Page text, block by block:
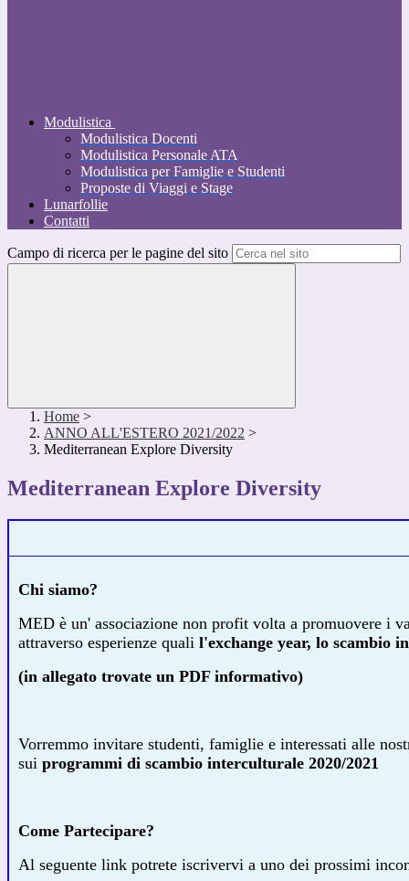
Modulistica
Modulistica Docenti
Modulistica Personale ATA
Modulistica per Famiglie e Studenti
Proposte di Viaggi e Stage
Lunarfollie
Contatti
Campo di ricerca per le pagine del sito
Home >
ANNO ALL'ESTERO 2021/2022 >
Mediterranean Explore Diversity
Mediterranean Explore Diversity
Chi siamo?
MED è un' associazione non profit volta a promuovere i
attraverso esperienze quali l'exchange year, lo scambio
(in allegato trovate un PDF informativo)
Vorremmo invitare studenti, famiglie e interessati alle
sui programmi di scambio interculturale 2020/2021
Come Partecipare?
Al seguente link potrete iscrivervi a uno dei prossimi